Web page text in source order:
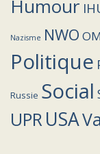
Humour
Nazisme NWO
Politique
Russie Social
UPR USA